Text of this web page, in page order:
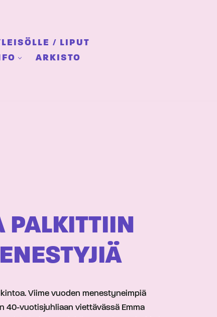
/ LIPUT
ARKISTO
PALKITTIIN
Viime vuoden menestyneimpiä
40-vuotisjuhliaan viettävässä Emma